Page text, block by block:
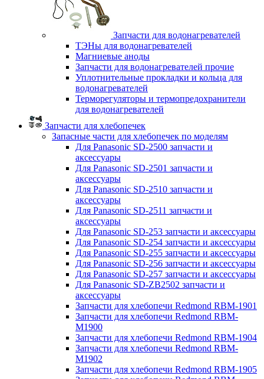
Запчасти для водонагревателей
ТЭНы для водонагревателей
Магниевые аноды
Запчасти для водонагревателей прочие
Уплотнительные прокладки и кольца для
водонагревателей
Терморегуляторы и термопредохранители
для водонагревателей
Запчасти для хлебопечек
Запасные части для хлебопечек по моделям
Для Panasonic SD-2500 запчасти и
аксессуары
Для Panasonic SD-2501 запчасти и
аксессуары
Для Panasonic SD-2510 запчасти и
аксессуары
Для Panasonic SD-2511 запчасти и
аксессуары
Для Panasonic SD-253 запчасти и аксессуары
Для Panasonic SD-254 запчасти и аксессуары
Для Panasonic SD-255 запчасти и аксессуары
Для Panasonic SD-256 запчасти и аксессуары
Для Panasonic SD-257 запчасти и аксессуары
Для Panasonic SD-ZB2502 запчасти и
аксессуары
Запчасти для хлебопечи Redmond RBM-1901
Запчасти для хлебопечи Redmond RBM-
M1900
Запчасти для хлебопечи Redmond RBM-1904
Запчасти для хлебопечи Redmond RBM-
M1902
Запчасти для хлебопечи Redmond RBM-1905